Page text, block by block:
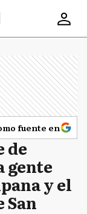
fuente en
de
gente
y el
San